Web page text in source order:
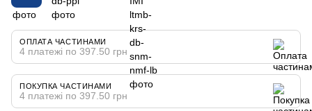
ОПЛАТА ЧАСТИНАМИ
4 платежі по 397.50 грн
ПОКУПКА ЧАСТИНАМИ
4 платежі по 397.50 грн